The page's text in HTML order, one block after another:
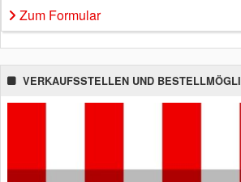
Zum Formular
VERKAUFSSTELLEN UND